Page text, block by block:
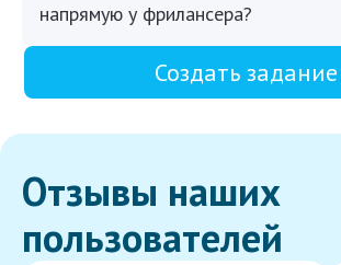
напрямую у фрилансера?
Создать задание
Отзывы наших
пользователей